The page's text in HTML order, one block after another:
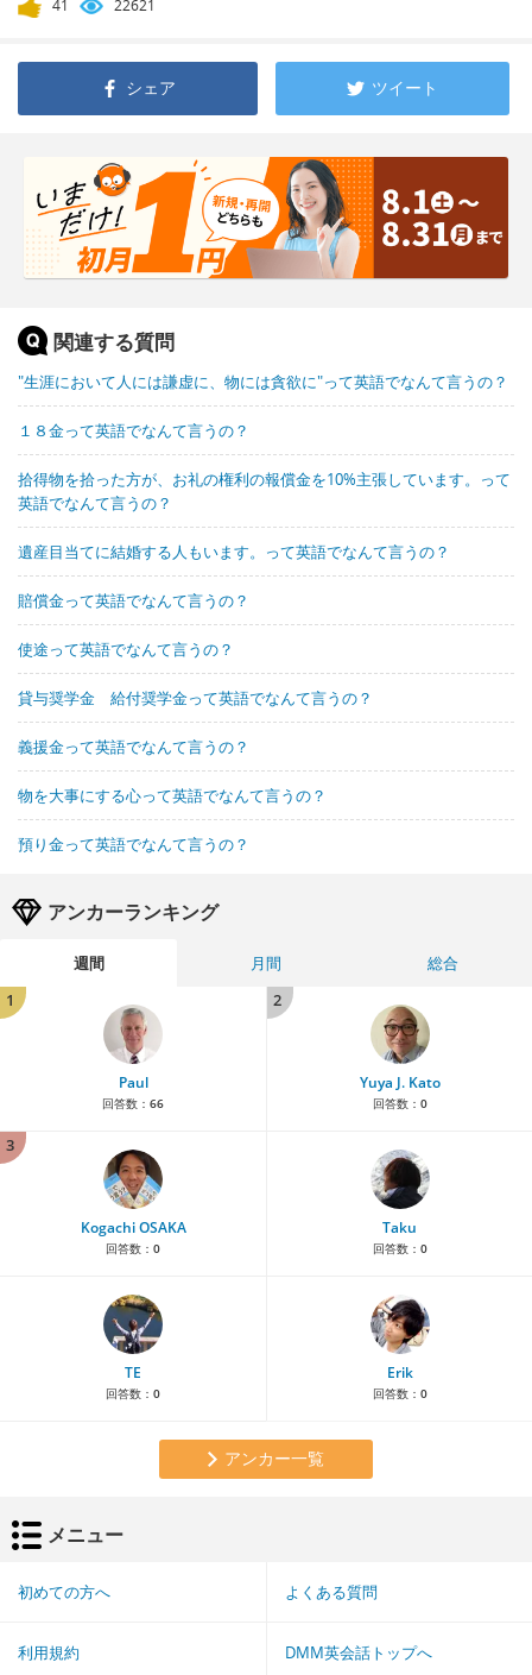
41 22621
シェア ツイート
関連する質問
"生涯において人には謙虚に、物には貪欲に"って英語でなんて言うの？
１８金って英語でなんて言うの？
拾得物を拾った方が、お礼の権利の報償金を10%主張しています。って
英語でなんて言うの？
遺産目当てに結婚する人もいます。って英語でなんて言うの？
賠償金って英語でなんて言うの？
使途って英語でなんて言うの？
貸与奨学金 給付奨学金って英語でなんて言うの？
義援金って英語でなんて言うの？
物を大事にする心って英語でなんて言うの？
預り金って英語でなんて言うの？
アンカーランキング
週間 月間
総合
1
Paul
回答数： 66
2
Yuya J. Kato
回答数： 0
3
Kogachi OSAKA
回答数： 0
Taku
回答数： 0
TE
回答数： 0
Erik
回答数： 0
アンカー一覧
メニュー
初めての方へ よくある質問
利用規約 DMM英会話トップへ